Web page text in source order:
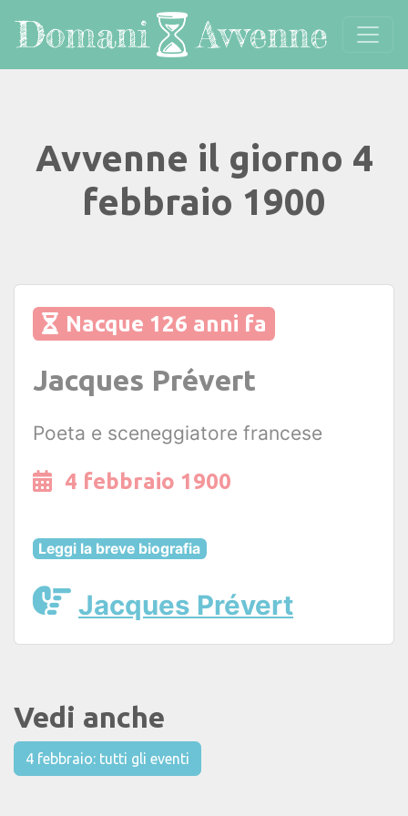
Avvenne il giorno 4
febbraio 1900
Nacque 126 anni fa
Jacques Prévert
Poeta e sceneggiatore francese
4 febbraio 1900
Leggi la breve biografia
Jacques Prévert
Vedi anche
4 febbraio: tutti gli eventi